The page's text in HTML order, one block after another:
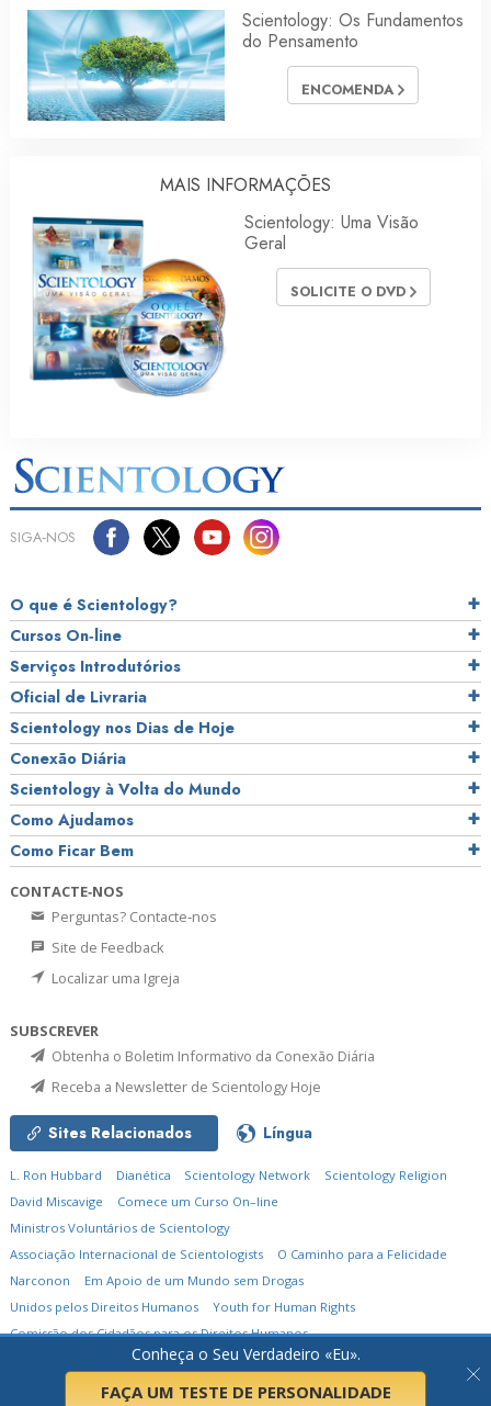
Scientology: Os Fundamentos
do Pensamento
ENCOMENDA
MAIS INFORMAÇÕES
Scientology: Uma Visão
Geral
SOLICITE O DVD
Conheça o Seu Verdadeiro «Eu».
FAÇA UM TESTE DE PERSONALIDADE
SIGA‑NOS
O que é Scientology?
Cursos On‑line
Serviços Introdutórios
Oficial de Livraria
Scientology nos Dias de Hoje
Conexão Diária
Scientology à Volta do Mundo
Como Ajudamos
Como Ficar Bem
CONTACTE‑NOS
Perguntas? Contacte‑nos
Site de Feedback
Localizar uma Igreja
SUBSCREVER
Obtenha o Boletim Informativo da Conexão Diária
Receba a Newsletter de Scientology Hoje
Sites Relacionados Língua
L. Ron Hubbard Dianética Scientology Network
Scientology Religion
David Miscavige
Comece um Curso On–line
Ministros Voluntários de Scientology
Associação Internacional de Scientologists
O Caminho para a Felicidade
Narconon
Em Apoio de um Mundo sem Drogas
Unidos pelos Direitos Humanos
Youth for Human Rights
Comissão dos Cidadãos para os Direitos Humanos
Igreja de Scientology Internacional.Todos os Direitos Reservados.
Política de Privacidade • Política de Cookies•Termos de Utilização